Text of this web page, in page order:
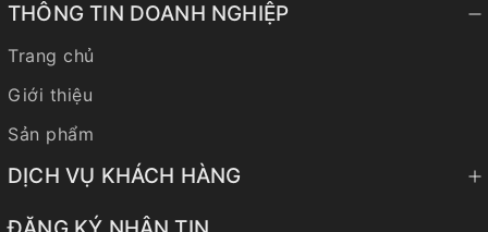
THÔNG TIN DOANH NGHIỆP
Trang chủ
Giới thiệu
Sản phẩm
DỊCH VỤ KHÁCH HÀNG